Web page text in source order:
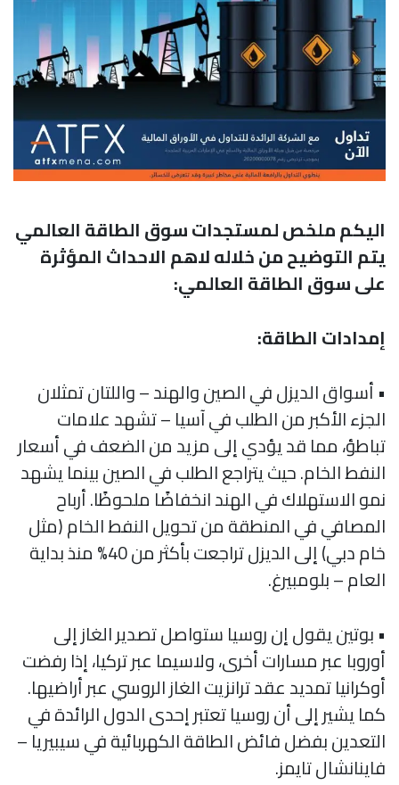
اليكم ملخص لمستجدات سوق الطاقة العالمي
يتم التوضيح من خلاله لاهم الاحداث المؤثرة
على سوق الطاقة العالمي:
إمدادات الطاقة:
• أسواق الديزل في الصين والهند – واللتان تمثلان
الجزء الأكبر من الطلب في آسيا – تشهد علامات
تباطؤ، مما قد يؤدي إلى مزيد من الضعف في أسعار
النفط الخام. حيث يتراجع الطلب في الصين بينما يشهد
نمو الاستهلاك في الهند انخفاضًا ملحوظًا. أرباح
المصافي في المنطقة من تحويل النفط الخام (مثل
خام دبي) إلى الديزل تراجعت بأكثر من 40% منذ بداية
العام – بلومبيرغ.
• بوتين يقول إن روسيا ستواصل تصدير الغاز إلى
أوروبا عبر مسارات أخرى، ولاسيما عبر تركيا، إذا رفضت
أوكرانيا تمديد عقد ترانزيت الغاز الروسي عبر أراضيها.
كما يشير إلى أن روسيا تعتبر إحدى الدول الرائدة في
التعدين بفضل فائض الطاقة الكهربائية في سيبيريا –
فاينانشال تايمز.